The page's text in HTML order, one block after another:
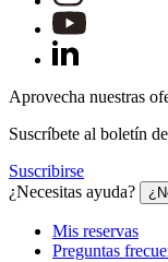
Aprovecha nuestras
Suscríbete al boletín
Suscribirse
¿Necesitas ayuda?
Mis reservas
Preguntas